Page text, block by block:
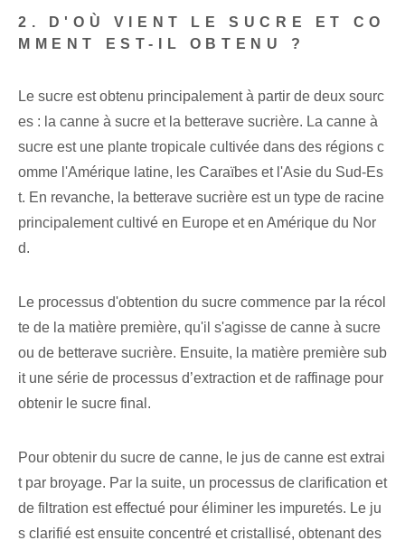
2. D'OÙ VIENT LE SUCRE ET CO
MMENT EST-IL OBTENU ?
Le sucre est obtenu principalement à partir de deux sourc
es : la canne à sucre et la betterave sucrière. La canne à
sucre est une plante tropicale cultivée dans des régions c
omme l'Amérique latine, les Caraïbes et l'Asie du Sud-Es
t. En revanche, la betterave sucrière est un type de racine
principalement cultivé en Europe et en Amérique du Nor
d.
Le processus d'obtention du sucre commence par la récol
te de la matière première, qu'il s'agisse de canne à sucre
ou de betterave sucrière. Ensuite, la matière première sub
it une série de processus d’extraction et de raffinage pour
obtenir le sucre final.
Pour obtenir du sucre de canne, le jus de canne est extrai
t par broyage. Par la suite, un processus de clarification et
de filtration est effectué pour éliminer les impuretés. Le ju
s clarifié est ensuite concentré et cristallisé, obtenant des